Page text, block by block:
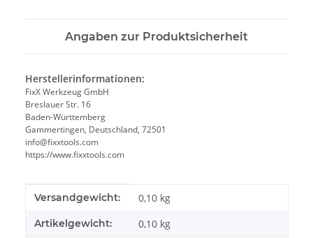
Angaben zur Produktsicherheit
Herstellerinformationen:
FixX Werkzeug GmbH
Breslauer Str. 16
Baden-Württemberg
Gammertingen, Deutschland, 72501
info@fixxtools.com
https://www.fixxtools.com
Produkteigenschaft
Wert
Versandgewicht: 0,10 kg
Artikelgewicht: 0,10 kg